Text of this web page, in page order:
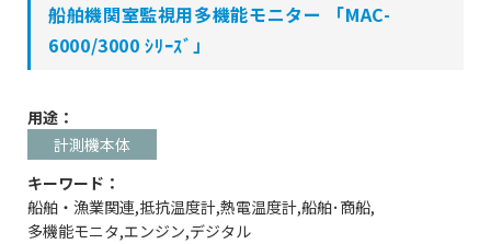
船舶機関室監視用多機能モニター 「MAC-
6000/3000 ｼﾘｰｽﾞ」
用途：
計測機本体
キーワード：
船舶・漁業関連 抵抗温度計 熱電温度計 船舶･商船
多機能モニタ エンジン デジタル